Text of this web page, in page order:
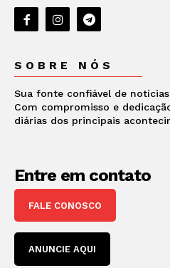
SOBRE NÓS
Sua fonte confiável de
Com compromisso e
diárias dos principais
Entre em contato
FALE CONOSCO
ANUNCIE AQUI